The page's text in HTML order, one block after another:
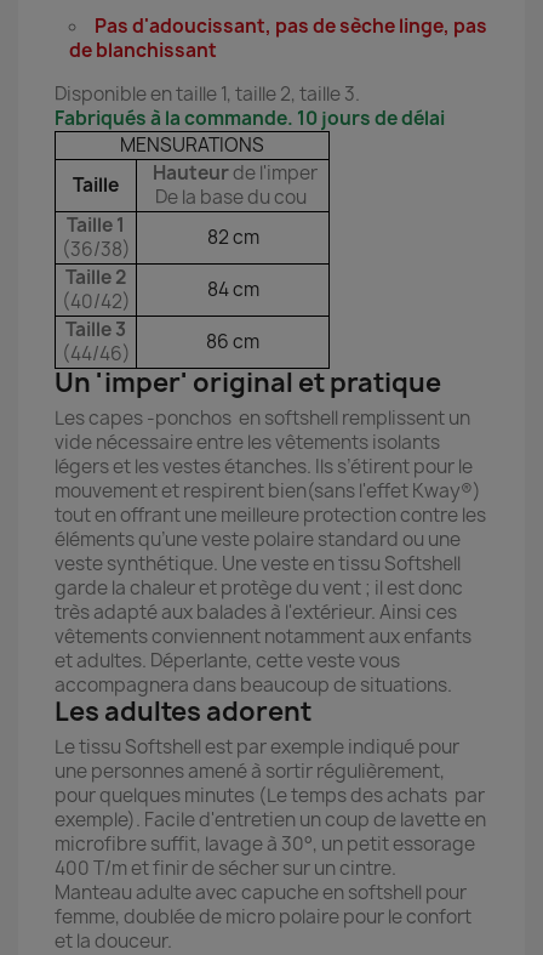
Pas d'adoucissant, pas de sèche linge, pas
de blanchissant
Disponible en taille 1, taille 2, taille 3.
Fabriqués à la commande. 10 jours de délai
MENSURATIONS
Taille
Hauteurde l'imper
De la base du cou
Taille 1
(36/38)
82 cm
Taille 2
(40/42)
84 cm
Taille 3
(44/46)
86 cm
Un 'imper' original et pratique
Les capes -ponchos en softshell remplissent un
vide nécessaire entre les vêtements isolants
légers et les vestes étanches. Ils s’étirent pour le
mouvement et respirent bien(sans l'effet Kway®)
tout en offrant une meilleure protection contre les
éléments qu’une veste polaire standard ou une
veste synthétique. Une veste en tissu Softshell
garde la chaleur et protège du vent ; il est donc
très adapté aux balades à l'extérieur. Ainsi ces
vêtements conviennent notamment aux enfants
et adultes. Déperlante, cette veste vous
accompagnera dans beaucoup de situations.
Les adultes adorent
Le tissu Softshell est par exemple indiqué pour
une personnes amené à sortir régulièrement,
pour quelques minutes (Le temps des achats par
exemple). Facile d'entretien un coup de lavette en
microfibre suffit, lavage à 30°, un petit essorage
400 T/m et finir de sécher sur un cintre.
Manteau adulte avec capuche en softshell pour
femme, doublée de micro polaire pour le confort
et la douceur.